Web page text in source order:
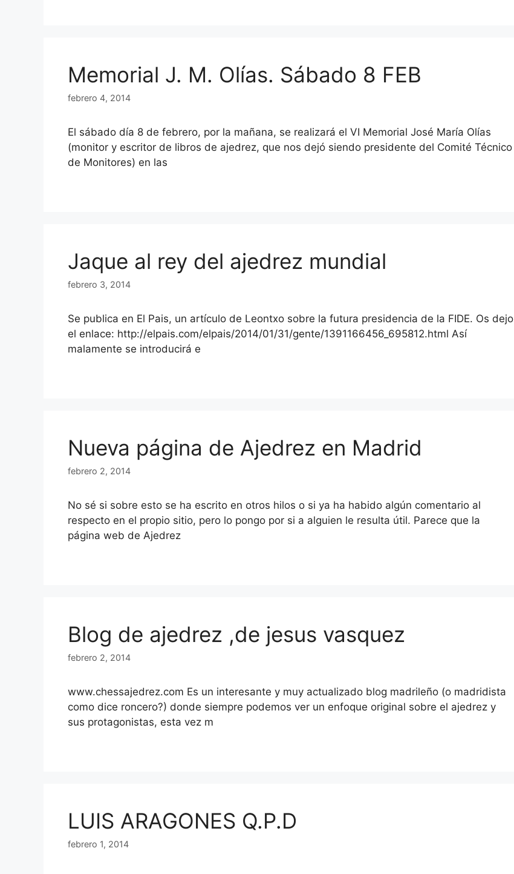
Memorial J. M. Olías. Sábado 8 FEB
febrero 4, 2014
El sábado día 8 de febrero, por la mañana, se realizará el VI Memorial José María Olías
(monitor y escritor de libros de ajedrez, que nos dejó siendo presidente del Comité Técnico
de Monitores) en las
Jaque al rey del ajedrez mundial
febrero 3, 2014
Se publica en El Pais, un artículo de Leontxo sobre la futura presidencia de la FIDE. Os dejo
el enlace: http://elpais.com/elpais/2014/01/31/gente/1391166456_695812.html Así
malamente se introducirá e
Nueva página de Ajedrez en Madrid
febrero 2, 2014
No sé si sobre esto se ha escrito en otros hilos o si ya ha habido algún comentario al
respecto en el propio sitio, pero lo pongo por si a alguien le resulta útil. Parece que la
página web de Ajedrez
Blog de ajedrez ,de jesus vasquez
febrero 2, 2014
www.chessajedrez.com Es un interesante y muy actualizado blog madrileño (o madridista
como dice roncero?) donde siempre podemos ver un enfoque original sobre el ajedrez y
sus protagonistas, esta vez m
LUIS ARAGONES Q.P.D
febrero 1, 2014